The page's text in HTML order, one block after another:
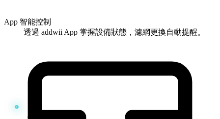
App 智能控制
透過 addwii App 掌握設備狀態，濾網更換自動提醒。